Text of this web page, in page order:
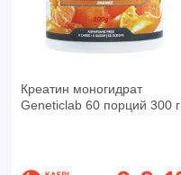
Креатин моногидрат
Geneticlab 60 порций 300 г